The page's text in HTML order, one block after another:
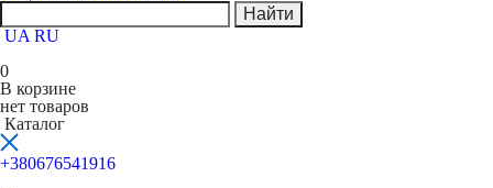
Найти
UA RU
0
В корзине
нет товаров
Каталог
+380676541916